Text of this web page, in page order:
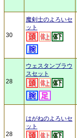
30
魔剣士のよろいセ
ット
28
ウェスタンブラウ
スセット
28
はがねのよろいセ
ット